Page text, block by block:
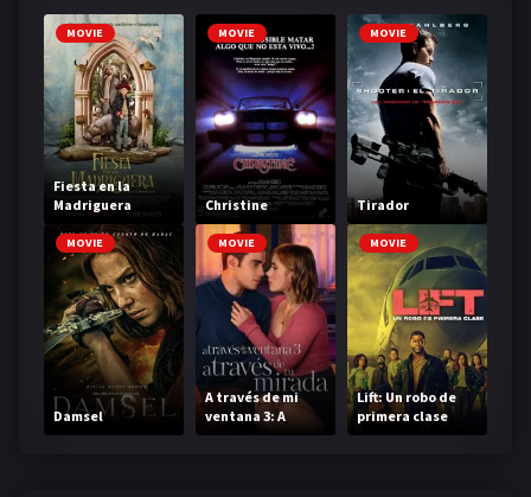
MOVIE
Fiesta en la
Madriguera
MOVIE
Christine
MOVIE
Tirador
MOVIE
Damsel
MOVIE
A través de mi
ventana 3: A
través de tu
MOVIE
Lift: Un robo de
primera clase